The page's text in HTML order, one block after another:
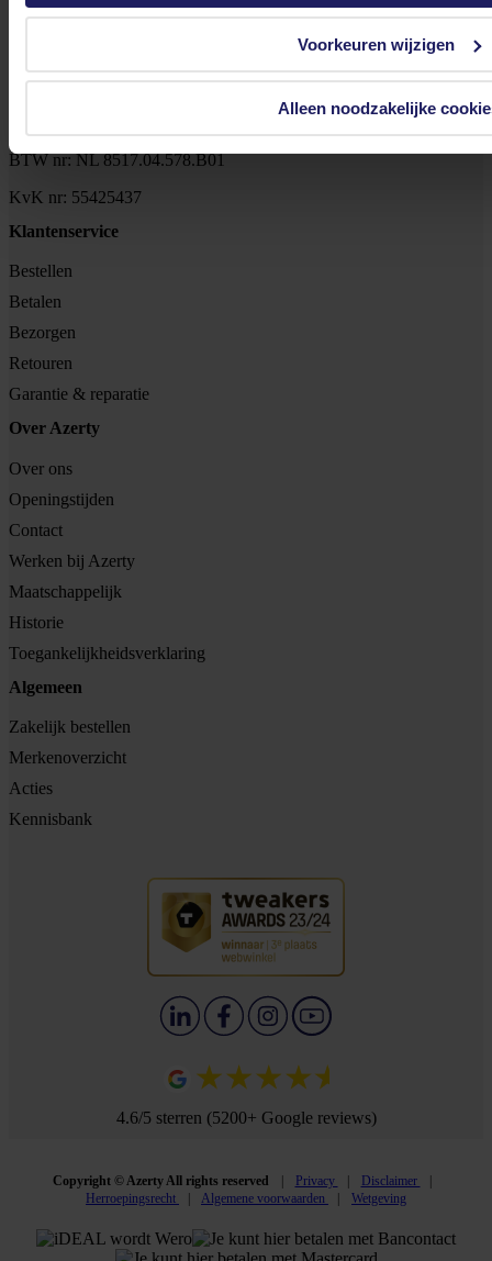
Voorkeuren wijzigen
Alleen noodzakelijke
Footer
Tjalkstraat 4b
BTW nr: NL 8517.04.578.B01
KvK nr: 55425437
Klantenservice
Bestellen
Betalen
Bezorgen
Retouren
Garantie & reparatie
Over Azerty
Over ons
Openingstijden
Contact
Werken bij Azerty
Maatschappelijk
Historie
Toegankelijkheidsverklaring
Algemeen
Zakelijk bestellen
Merkenoverzicht
Acties
Kennisbank
4.6/5 sterren (5200+ Google reviews)
Copyright © Azerty All rights reserved Privacy
Disclaimer
Herroepingsrecht
Algemene voorwaarden Wetgeving